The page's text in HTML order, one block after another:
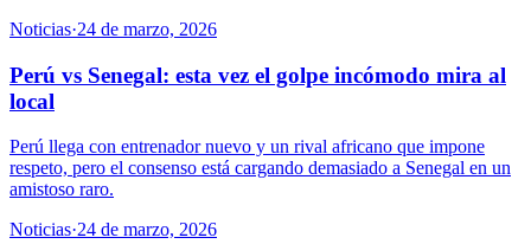
Noticias·24 de marzo, 2026
Perú vs Senegal: esta vez el golpe incómodo mira al
local
Perú llega con entrenador nuevo y un rival africano que impone
respeto, pero el consenso está cargando demasiado a Senegal en un
amistoso raro.
Noticias·24 de marzo, 2026